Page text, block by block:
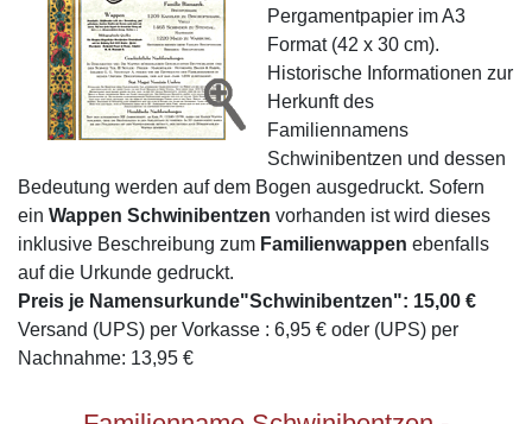
Pergamentpapier im A3
Format (42 x 30 cm).
Historische Informationen zur
Herkunft des
Familiennamens
Schwinibentzen und dessen
Bedeutung werden auf dem Bogen ausgedruckt. Sofern
ein Wappen Schwinibentzen vorhanden ist wird dieses
inklusive Beschreibung zum Familienwappen ebenfalls
auf die Urkunde gedruckt.
Preis je Namensurkunde"Schwinibentzen": 15,00 €
Versand (UPS) per Vorkasse : 6,95 € oder (UPS) per
Nachnahme: 13,95 €